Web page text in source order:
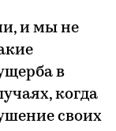
и мы не
в
когда
своих